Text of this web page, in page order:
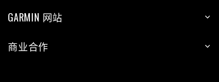
GARMIN 网站
商业合作